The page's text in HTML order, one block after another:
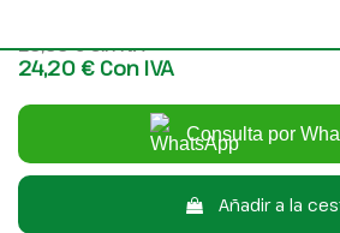
20,00 € Sin IVA
24,20 € Con IVA
Consulta por
Añadir a la